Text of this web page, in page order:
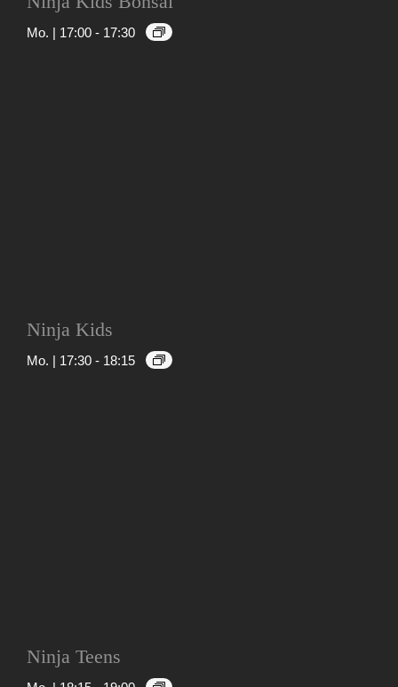
Mo. | 17:00 - 17:30
Ninja Kids
Mo. | 17:30 - 18:15
Ninja Teens